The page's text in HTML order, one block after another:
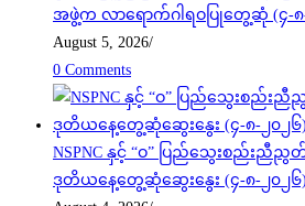
အဖွဲ့က လာရောက်ဂါရဝပြုတွေ့ဆုံ (၄-၈
August 5, 2026/
0 Comments
NSPNC နှင့် “ဝ” ပြည်သွေးစည်းညီညွ
ဒုတိယနေ့တွေ့ဆုံဆွေးနွေး (၄-၈-၂၀၂၆)